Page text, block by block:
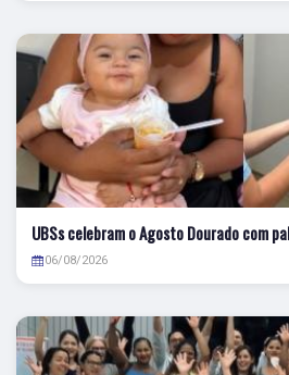
UBSs celebram o Agosto Dourado com
06/08/2026